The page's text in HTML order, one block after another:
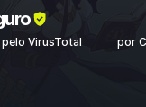
VirusTotal por